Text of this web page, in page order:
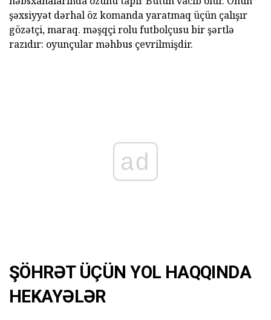
şəxsiyyət dərhal öz komanda yaratmaq üçün çalışır
gözətçi, maraq. məşqçi rolu futbolçusu bir şərtlə
razıdır: oyunçular məhbus çevrilmişdir.
ad
ŞÖHRƏT ÜÇÜN YOL HAQQINDA
HEKAYƏLƏR